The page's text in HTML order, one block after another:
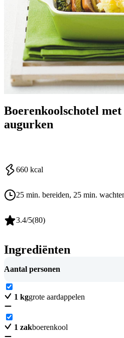
Boerenkoolschotel met
augurken
660 kcal
25 min. bereiden, 25 min.
3.4/5(80)
Ingrediënten
Aantal personen
1 kggrote aardappelen
1 zakboerenkool